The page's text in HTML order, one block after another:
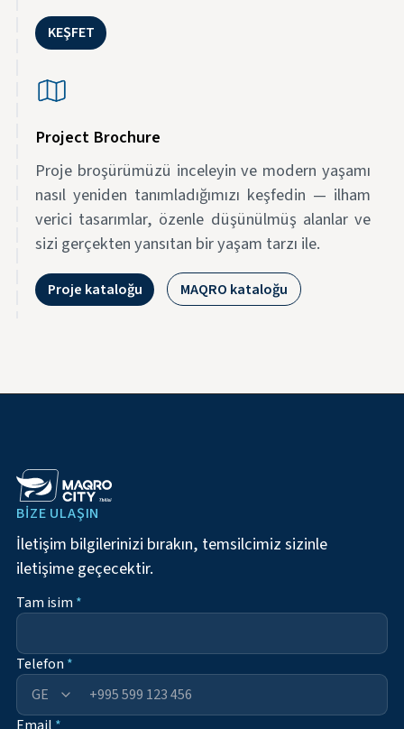
KEŞFET
Project Brochure
Proje broşürümüzü inceleyin ve modern yaşamı
nasıl yeniden tanımladığımızı keşfedin — ilham
verici tasarımlar, özenle düşünülmüş alanlar ve
sizi gerçekten yansıtan bir yaşam tarzı ile.
Proje kataloğu MAQRO kataloğu
BIZE ULAŞIN
İletişim bilgilerinizi bırakın, temsilcimiz sizinle
iletişime geçecektir.
Tam isim *
Telefon *
+995